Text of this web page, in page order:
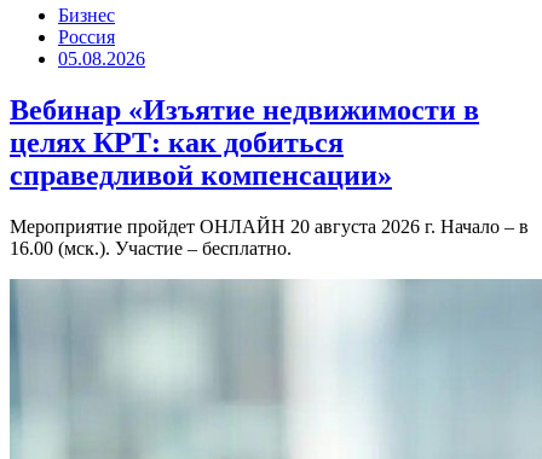
Бизнес
Россия
05.08.2026
Вебинар «Изъятие недвижимости в
целях КРТ: как добиться
справедливой компенсации»
Мероприятие пройдет ОНЛАЙН 20 августа 2026 г. Начало – в
16.00 (мск.). Участие – бесплатно.